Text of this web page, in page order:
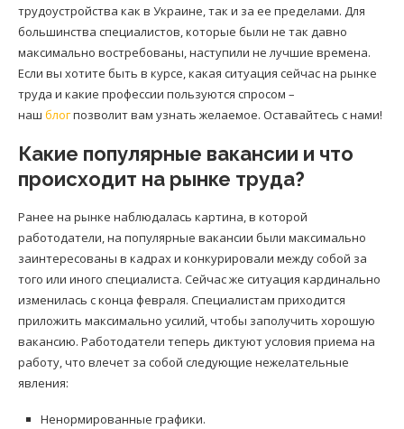
трудоустройства как в Украине, так и за ее пределами. Для
большинства специалистов, которые были не так давно
максимально востребованы, наступили не лучшие времена.
Если вы хотите быть в курсе, какая ситуация сейчас на рынке
труда и какие профессии пользуются спросом –
наш блогпозволит вам узнать желаемое. Оставайтесь с нами!
Какие популярные вакансии и что
происходит на рынке труда?
Ранее на рынке наблюдалась картина, в которой
работодатели, на популярные вакансии были максимально
заинтересованы в кадрах и конкурировали между собой за
того или иного специалиста. Сейчас же ситуация кардинально
изменилась с конца февраля. Специалистам приходится
приложить максимально усилий, чтобы заполучить хорошую
вакансию. Работодатели теперь диктуют условия приема на
работу, что влечет за собой следующие нежелательные
явления:
Ненормированные графики.